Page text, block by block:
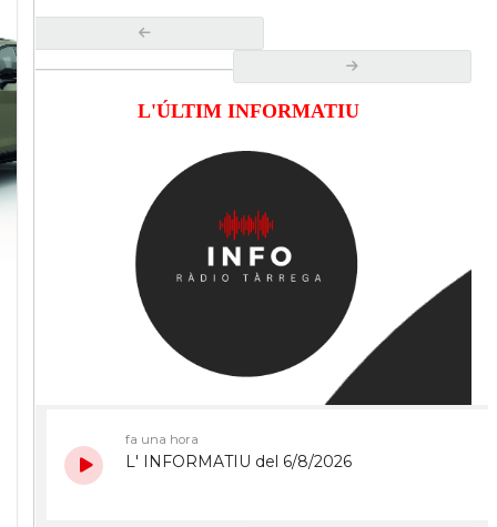
L'ÚLTIM INFORMATIU